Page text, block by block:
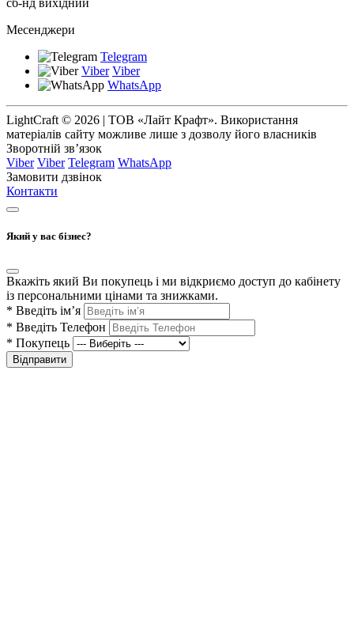
Месенджери
Telegram
Viber Viber
WhatsApp
LightCraft © 2026 | ТОВ «Лайт Крафт». Використання
матеріалів сайту можливе лише з дозволу його власників
Зворотній зв’язок
Viber Viber Telegram WhatsApp
Замовити дзвінок
Контакти
Який у вас бізнес?
Вкажіть який Ви покупець і ми відкриємо доступ до кабінету
із персональними цінами та знижками.
* Введіть ім’я
* Введіть Телефон
* Покупець
Відправити